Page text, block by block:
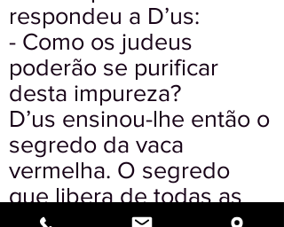
respondeu a D’us:
- Como os judeus
poderão se purificar
desta impureza?
D’us ensinou-lhe então o
segredo da vaca
vermelha. O segredo
que libera de todas as
impurezas.